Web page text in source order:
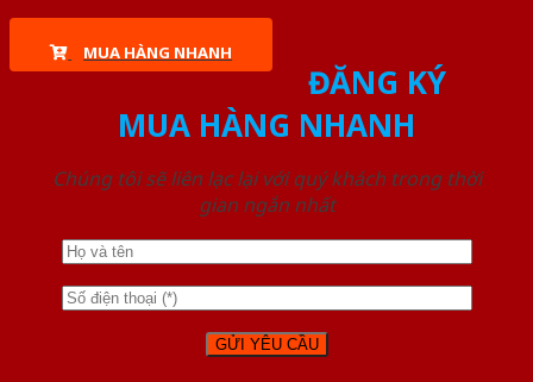
MUA HÀNG NHANH
ĐĂNG KÝ
MUA HÀNG NHANH
Chúng tôi sẽ liên lạc lại với quý khách trong thời
gian ngắn nhất